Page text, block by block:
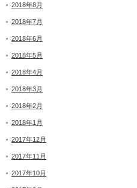
2018年8月
2018年7月
2018年6月
2018年5月
2018年4月
2018年3月
2018年2月
2018年1月
2017年12月
2017年11月
2017年10月